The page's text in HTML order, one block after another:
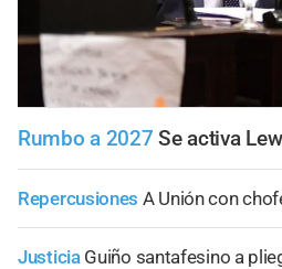
Rumbo a 2027 Se activa
Repercusiones A Unión con
Justicia Guiño santafesino a